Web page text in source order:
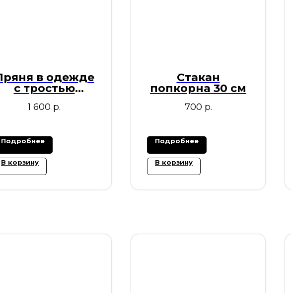
в одежде
с тростью
1 600 р.
Подробнее
В корзину
Стакан
попкорна 30 см
700 р.
Подробнее
В корзину